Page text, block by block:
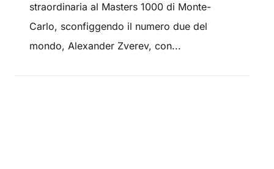
straordinaria al Masters 1000 di Monte-
Carlo, sconfiggendo il numero due del
mondo, Alexander Zverev, con...